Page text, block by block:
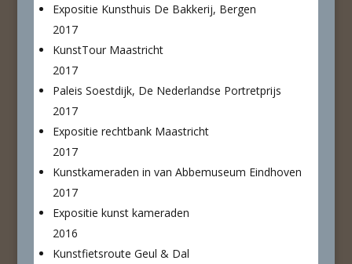
Expositie Kunsthuis De Bakkerij, Bergen
2017
KunstTour Maastricht
2017
Paleis Soestdijk, De Nederlandse Portretprijs
2017
Expositie rechtbank Maastricht
2017
Kunstkameraden in van Abbemuseum Eindhoven
2017
Expositie kunst kameraden
2016
Kunstfietsroute Geul & Dal